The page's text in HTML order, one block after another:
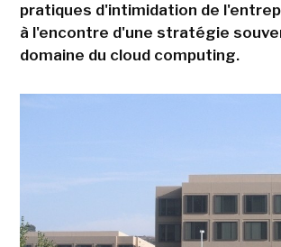
pratiques d'intimidation de
à l'encontre d'une stratégie
domaine du cloud computing.